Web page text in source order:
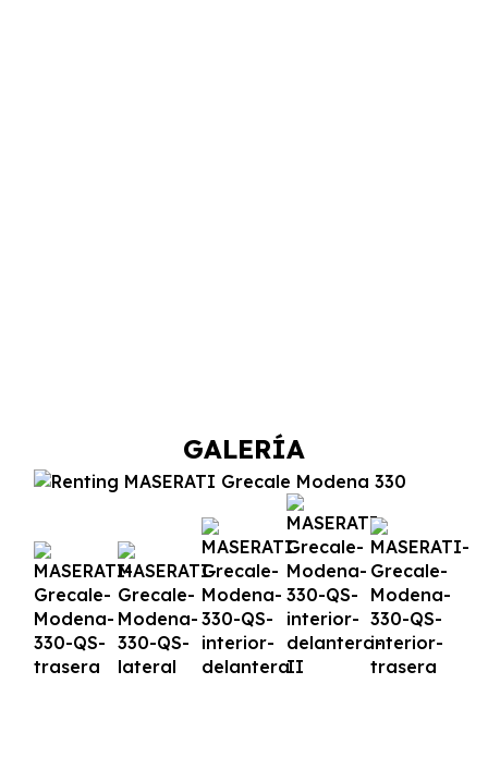
GALERÍA